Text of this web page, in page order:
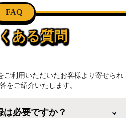
FAQ
ある質問
ご利用いただいたお客様より寄せられ
をご紹介いたします。
は必要ですか？